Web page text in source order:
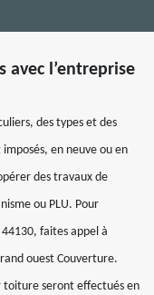
avec l’entreprise
des types et des
en neuve ou en
des travaux de
ou PLU. Pour
faites appel à
ouest Couverture.
toiture seront effectués en